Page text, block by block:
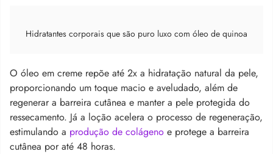
Hidratantes corporais que são puro luxo com óleo de quinoa
O óleo em creme repõe até 2x a hidratação natural da pele,
proporcionando um toque macio e aveludado, além de
regenerar a barreira cutânea e manter a pele protegida do
ressecamento. Já a loção acelera o processo de regeneração,
estimulando a produção de colágeno e protege a barreira
cutânea por até 48 horas.